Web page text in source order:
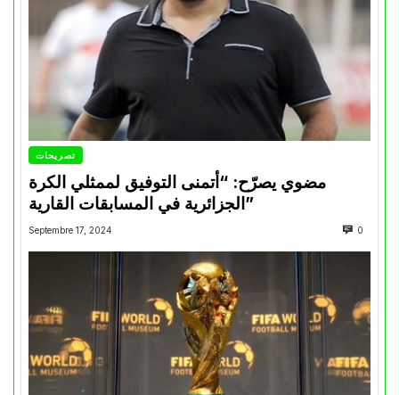
تصريحات
مضوي يصرّح: “أتمنى التوفيق لممثلي الكرة
الجزائرية في المسابقات القارية”
Septembre 17, 2024 0